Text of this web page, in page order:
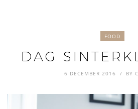
FOOD
DAG
6 DECEMBER 2016 BY